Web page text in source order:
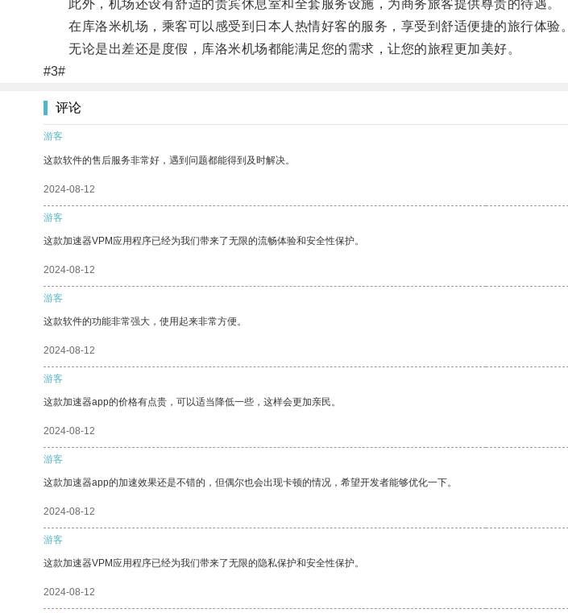
此外，机场还设有舒适的贵宾休息室和全套服务设施，为商务旅客提供尊贵的待遇。
在库洛米机场，乘客可以感受到日本人热情好客的服务，享受到舒适便捷的旅行体验。
无论是出差还是度假，库洛米机场都能满足您的需求，让您的旅程更加美好。
#3#
评论
游客
这款软件的售后服务非常好，遇到问题都能得到及时解决。
2024-08-12
游客
这款加速器VPM应用程序已经为我们带来了无限的流畅体验和安全性保护。
2024-08-12
游客
这款软件的功能非常强大，使用起来非常方便。
2024-08-12
游客
这款加速器app的价格有点贵，可以适当降低一些，这样会更加亲民。
2024-08-12
游客
这款加速器app的加速效果还是不错的，但偶尔也会出现卡顿的情况，希望开发者能够优化一下。
2024-08-12
游客
这款加速器VPM应用程序已经为我们带来了无限的隐私保护和安全性保护。
2024-08-12